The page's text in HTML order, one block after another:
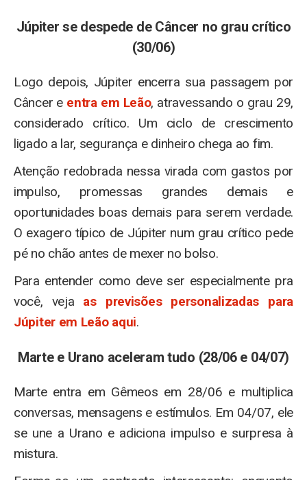
Júpiter se despede de Câncer no grau crítico
(30/06)
Logo depois, Júpiter encerra sua passagem por
Câncer e entra em Leão, atravessando o grau 29,
considerado crítico. Um ciclo de crescimento
ligado a lar, segurança e dinheiro chega ao fim.
Atenção redobrada nessa virada com gastos por
impulso, promessas grandes demais e
oportunidades boas demais para serem verdade.
O exagero típico de Júpiter num grau crítico pede
pé no chão antes de mexer no bolso.
Para entender como deve ser especialmente pra
você, veja as previsões personalizadas para
Júpiter em Leão aqui.
Marte e Urano aceleram tudo (28/06 e 04/07)
Marte entra em Gêmeos em 28/06 e multiplica
conversas, mensagens e estímulos. Em 04/07, ele
se une a Urano e adiciona impulso e surpresa à
mistura.